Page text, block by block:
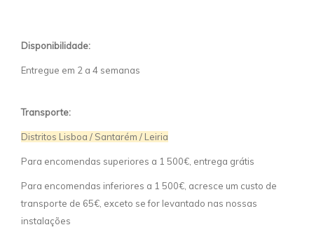
Disponibilidade:
Entregue em 2 a 4 semanas
Transporte:
Distritos Lisboa / Santarém / Leiria
Para encomendas superiores a 1 500€, entrega grátis
Para encomendas inferiores a 1 500€, acresce um custo de
transporte de 65€, exceto se for levantado nas nossas
instalações